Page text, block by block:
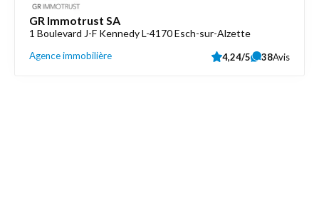
GR Immotrust SA
1 Boulevard J-F Kennedy L-4170 Esch-sur-Alzette
Agence immobilière 4,24/5 38Avis